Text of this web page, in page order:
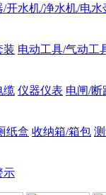
/开水机/净水机/电水
装 电动工具/气动工
缆 仪器仪表 电闸/断
纸盒 收纳箱/箱包
示